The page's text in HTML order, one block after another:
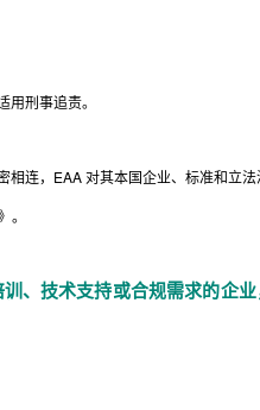
刑事追责。
连，EAA 对其本国企业、标准和立
、技术支持或合规需求的企